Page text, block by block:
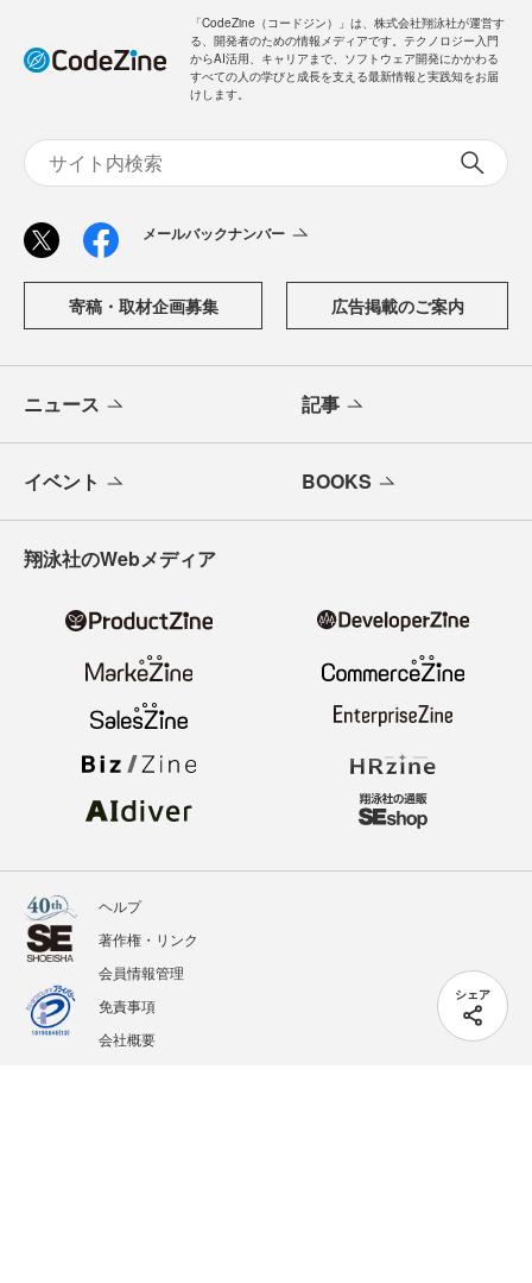
シェア
「CodeZine（コードジン）」は、株式会社翔泳社が運営す
る、開発者のための情報メディアです。テクノロジー入門
からAI活用、キャリアまで、ソフトウェア開発にかかわる
すべての人の学びと成長を支える最新情報と実践知をお届
けします。
メールバックナンバー
寄稿・取材企画募集 広告掲載のご案内
ニュース 記事
イベント BOOKS
翔泳社のWebメディア
ヘルプ
著作権・リンク
会員情報管理
免責事項
会社概要